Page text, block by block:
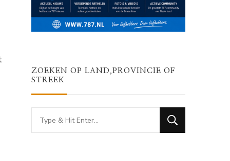
ZOEKEN OP LAND,PROVINCIE OF
STREEK
Looking
for